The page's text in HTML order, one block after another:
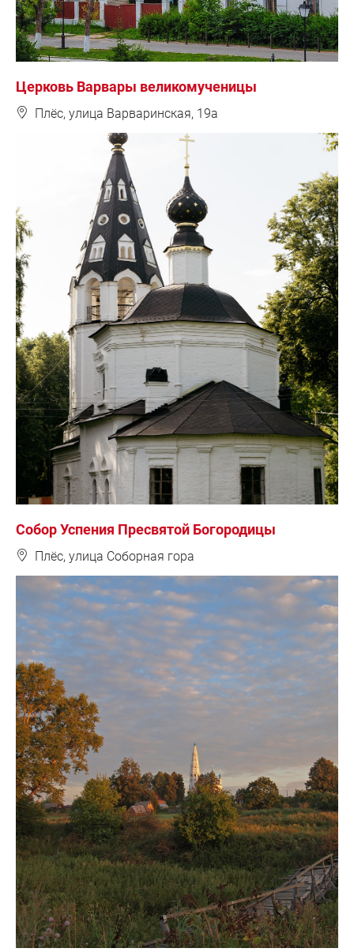
Церковь Варвары великомученицы
❽ Плёс, улица Варваринская, 19а
Собор Успения Пресвятой Богородицы
❽ Плёс, улица Соборная гора